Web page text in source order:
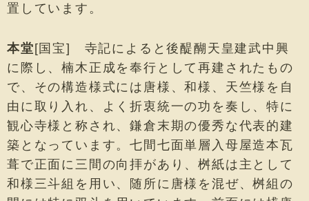
置しています。
本堂[国宝] 寺記によると後醍醐天皇建武中興
に際し、楠木正成を奉行として再建されたもの
で、その構造様式には唐様、和様、天竺様を自
由に取り入れ、よく折衷統一の功を奏し、特に
観心寺様と称され、鎌倉末期の優秀な代表的建
築となっています。七間七面単層入母屋造本瓦
葺で正面に三間の向拝があり、桝紙は主として
和様三斗組を用い、随所に唐様を混ぜ、桝組の